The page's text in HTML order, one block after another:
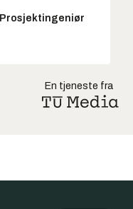
Prosjektingeniør
En tjeneste fra